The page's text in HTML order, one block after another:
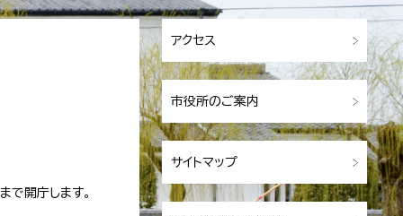
開庁します。
アクセス
市役所のご案内
サイトマップ